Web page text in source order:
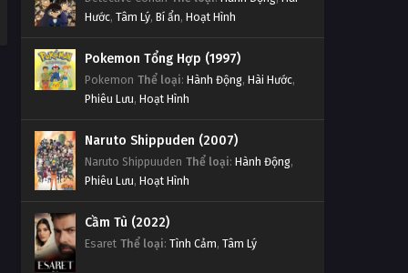
Hước, Tâm Lý, Bí ẩn, Hoạt Hình
Pokemon Tổng Hợp (1997)
Pokemon Thể loại: Hành Động, Hài Hước,
Phiêu Lưu, Hoạt Hình
Naruto Shippuden (2007)
Naruto Shippuuden Thể loại: Hành Động,
Phiêu Lưu, Hoạt Hình
Cầm Tù (2022)
Esaret Thể loại: Tình Cảm, Tâm Lý